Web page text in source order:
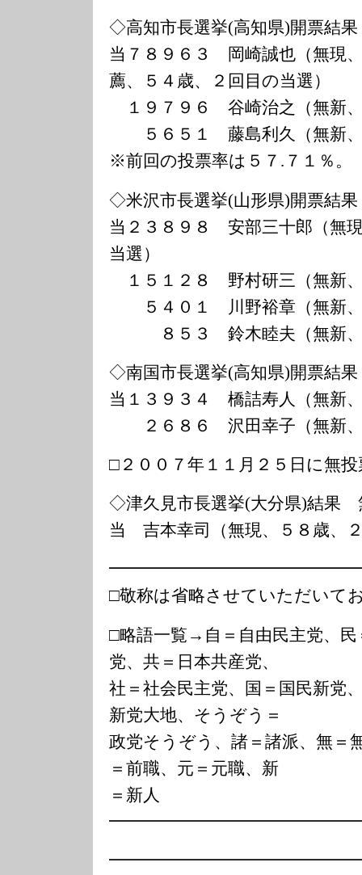
◇高知市長選挙(高知県)開票結
当７８９６３ 岡崎誠也（無現
薦、５４歳、２回目の当選）
１９７９６ 谷崎治之（無新
５６５１ 藤島利久（無新、
※前回の投票率は５７.７１％。
◇米沢市長選挙(山形県)開票結
当２３８９８ 安部三十郎（無
当選）
１５１２８ 野村研三（無新
５４０１ 川野裕章（無新、
８５３ 鈴木睦夫（無新、
◇南国市長選挙(高知県)開票結
当１３９３４ 橋詰寿人（無新
２６８６ 沢田幸子（無新、
□２００７年１１月２５日に無
◇津久見市長選挙(大分県)結果
当 吉本幸司（無現、５８歳、
□敬称は省略させていただいて
□略語一覧→自＝自由民主党、民
党、共＝日本共産党、
社＝社会民主党、国＝国民新党
新党大地、そうぞう＝
政党そうぞう、諸＝諸派、無＝
＝前職、元＝元職、新
＝新人